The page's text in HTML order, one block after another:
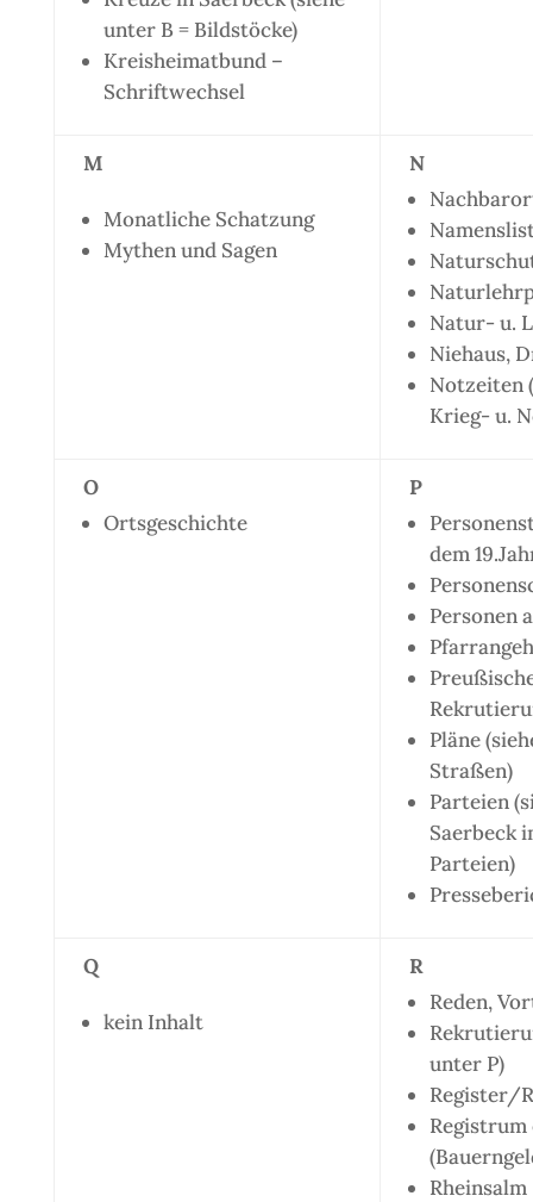
unter B = Bildstöcke)
Kreisheimatbund –
Schriftwechsel
M
Monatliche Schatzung
Mythen und Sagen
N
Natur- u.
Niehaus,
Notzeiten
Krieg- u.
O
Ortsgeschichte
P
dem
Personen
Pläne
Straßen)
Parteien
Saerbeck
Parteien)
Q
kein Inhalt
R
Reden,
unter P)
Register/
Registrum
Rheinsalm